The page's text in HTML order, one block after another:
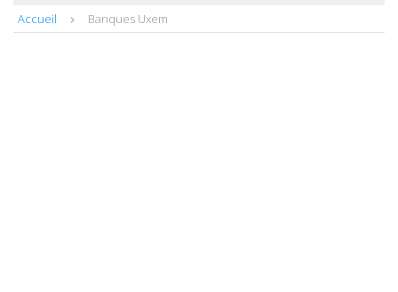
Accueil Banques Uxem